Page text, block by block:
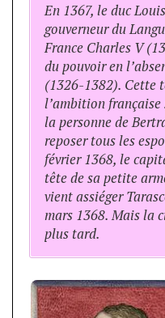
En 1367, le duc
gouverneur du
France Charles V
du pouvoir en
(1326-1382). Cette
l’ambition française
la personne de
reposer tous les
février 1368, le
tête de sa petite
vient assiéger
mars 1368. Mais la
plus tard.